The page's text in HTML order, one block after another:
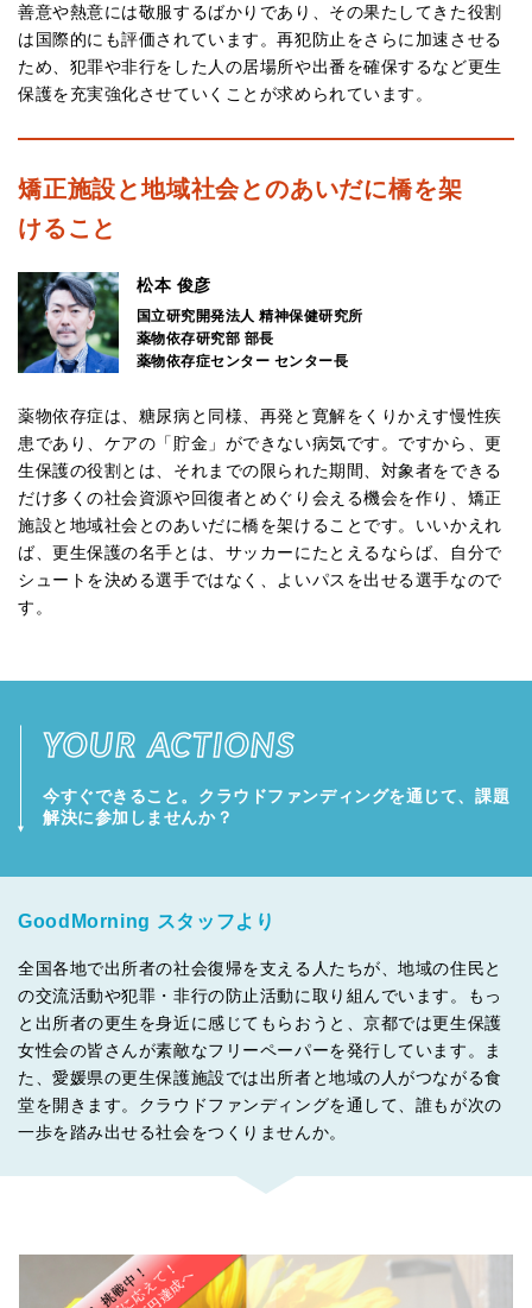
善意や熱意には敬服するばかりであり、その果たしてきた役割
は国際的にも評価されています。再犯防止をさらに加速させる
ため、犯罪や非行をした人の居場所や出番を確保するなど更生
保護を充実強化させていくことが求められています。
矯正施設と地域社会とのあいだに橋を架
けること
松本 俊彦
国立研究開発法人 精神保健研究所
薬物依存研究部 部長
薬物依存症センター センター長
薬物依存症は、糖尿病と同様、再発と寛解をくりかえす慢性疾
患であり、ケアの「貯金」ができない病気です。ですから、更
生保護の役割とは、それまでの限られた期間、対象者をできる
だけ多くの社会資源や回復者とめぐり会える機会を作り、矯正
施設と地域社会とのあいだに橋を架けることです。いいかえれ
ば、更生保護の名手とは、サッカーにたとえるならば、自分で
シュートを決める選手ではなく、よいパスを出せる選手なので
す。
YOUR ACTIONS
今すぐできること。クラウドファンディングを通じて、課題
解決に参加しませんか？
GoodMorning スタッフより
全国各地で出所者の社会復帰を支える人たちが、地域の住民と
の交流活動や犯罪・非行の防止活動に取り組んでいます。もっ
と出所者の更生を身近に感じてもらおうと、京都では更生保護
女性会の皆さんが素敵なフリーペーパーを発行しています。ま
た、愛媛県の更生保護施設では出所者と地域の人がつながる食
堂を開きます。クラウドファンディングを通して、誰もが次の
一歩を踏み出せる社会をつくりませんか。